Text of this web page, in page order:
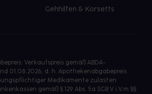
Gehhilfen & Korsetts
Verkaufspreis gemäß ABDA-
01.08.2026, d. h. Apothekenabgabepreis
Medikamente zulasten
gemäß § 129 Abs. 5a SGB V i.V.m §§